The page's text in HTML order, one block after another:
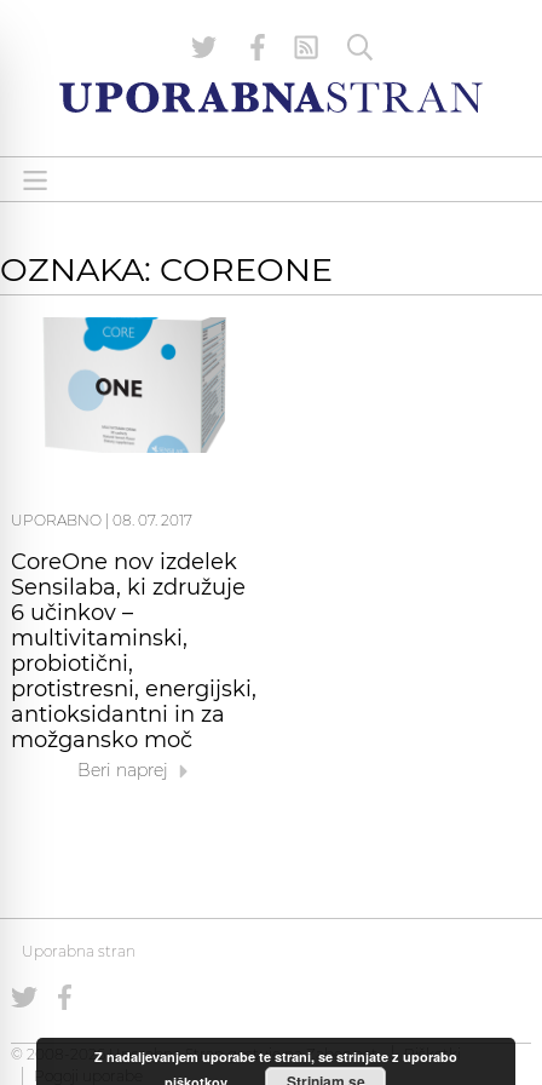
OZNAKA: COREONE
UPORABNO 08. 07. 2017
CoreOne nov izdelek
Sensilaba, ki združuje
6 učinkov –
multivitaminski,
probiotični,
protistresni, energijski,
antioksidantni in za
možgansko moč
Beri naprej
Uporabna stran
© 2008-2026 Uporabna Stran gostuje naZabec.net
Piškotki
Pogoji uporabe
Z nadaljevanjem uporabe te strani, se strinjate z uporabo